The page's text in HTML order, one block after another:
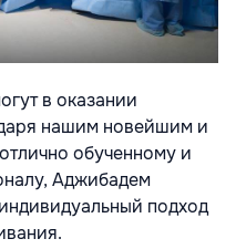
в оказании
нашим новейшим и
обученному и
Аджибадeм
подход